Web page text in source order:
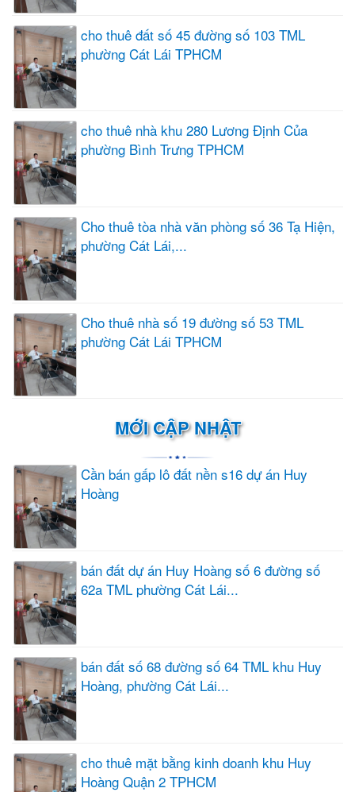
cho thuê đất số 45 đường số 103 TML
phường Cát Lái TPHCM
cho thuê nhà khu 280 Lương Định Của
phường Bình Trưng TPHCM
Cho thuê tòa nhà văn phòng số 36 Tạ Hiện,
phường Cát Lái,...
Cho thuê nhà số 19 đường số 53 TML
phường Cát Lái TPHCM
MỚI CẬP NHẬT
Cần bán gấp lô đất nền s16 dự án Huy
Hoàng
bán đất dự án Huy Hoàng số 6 đường số
62a TML phường Cát Lái...
bán đất số 68 đường số 64 TML khu Huy
Hoàng, phường Cát Lái...
cho thuê mặt bằng kinh doanh khu Huy
Hoàng Quận 2 TPHCM